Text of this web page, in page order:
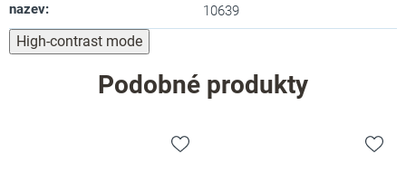
nazev: 10639
High-contrast mode
Podobné produkty